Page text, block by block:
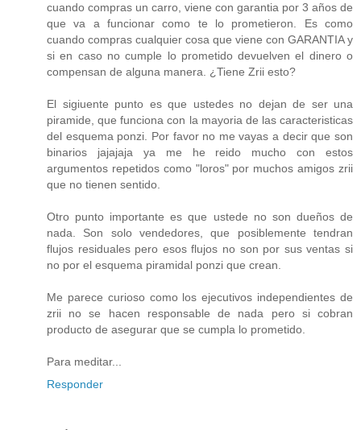
cuando compras un carro, viene con garantia por 3 años de
que va a funcionar como te lo prometieron. Es como
cuando compras cualquier cosa que viene con GARANTIA y
si en caso no cumple lo prometido devuelven el dinero o
compensan de alguna manera. ¿Tiene Zrii esto?
El sigiuente punto es que ustedes no dejan de ser una
piramide, que funciona con la mayoria de las caracteristicas
del esquema ponzi. Por favor no me vayas a decir que son
binarios jajajaja ya me he reido mucho con estos
argumentos repetidos como "loros" por muchos amigos zrii
que no tienen sentido.
Otro punto importante es que ustede no son dueños de
nada. Son solo vendedores, que posiblemente tendran
flujos residuales pero esos flujos no son por sus ventas si
no por el esquema piramidal ponzi que crean.
Me parece curioso como los ejecutivos independientes de
zrii no se hacen responsable de nada pero si cobran
producto de asegurar que se cumpla lo prometido.
Para meditar...
Responder